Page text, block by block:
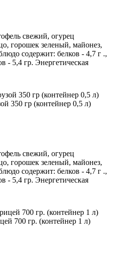
свежий, огурец
горошек зеленый, майонез,
содержит: белков - 4,7 г .,
- 5,4 гр. Энергетическая
350 гр (контейнер 0,5 л)
свежий, огурец
горошек зеленый, майонез,
содержит: белков - 4,7 г .,
- 5,4 гр. Энергетическая
700 гр. (контейнер 1 л)